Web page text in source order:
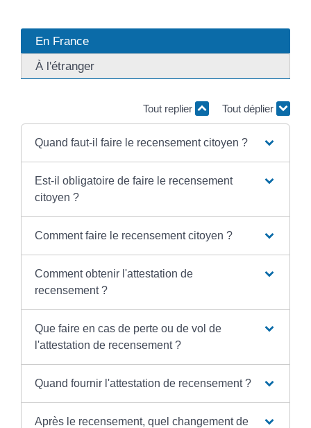
En France
À l'étranger
Tout replier Tout déplier
Quand faut-il faire le recensement citoyen ?
Est-il obligatoire de faire le recensement
citoyen ?
Comment faire le recensement citoyen ?
Comment obtenir l'attestation de
recensement ?
Que faire en cas de perte ou de vol de
l'attestation de recensement ?
Quand fournir l'attestation de recensement ?
Après le recensement, quel changement de